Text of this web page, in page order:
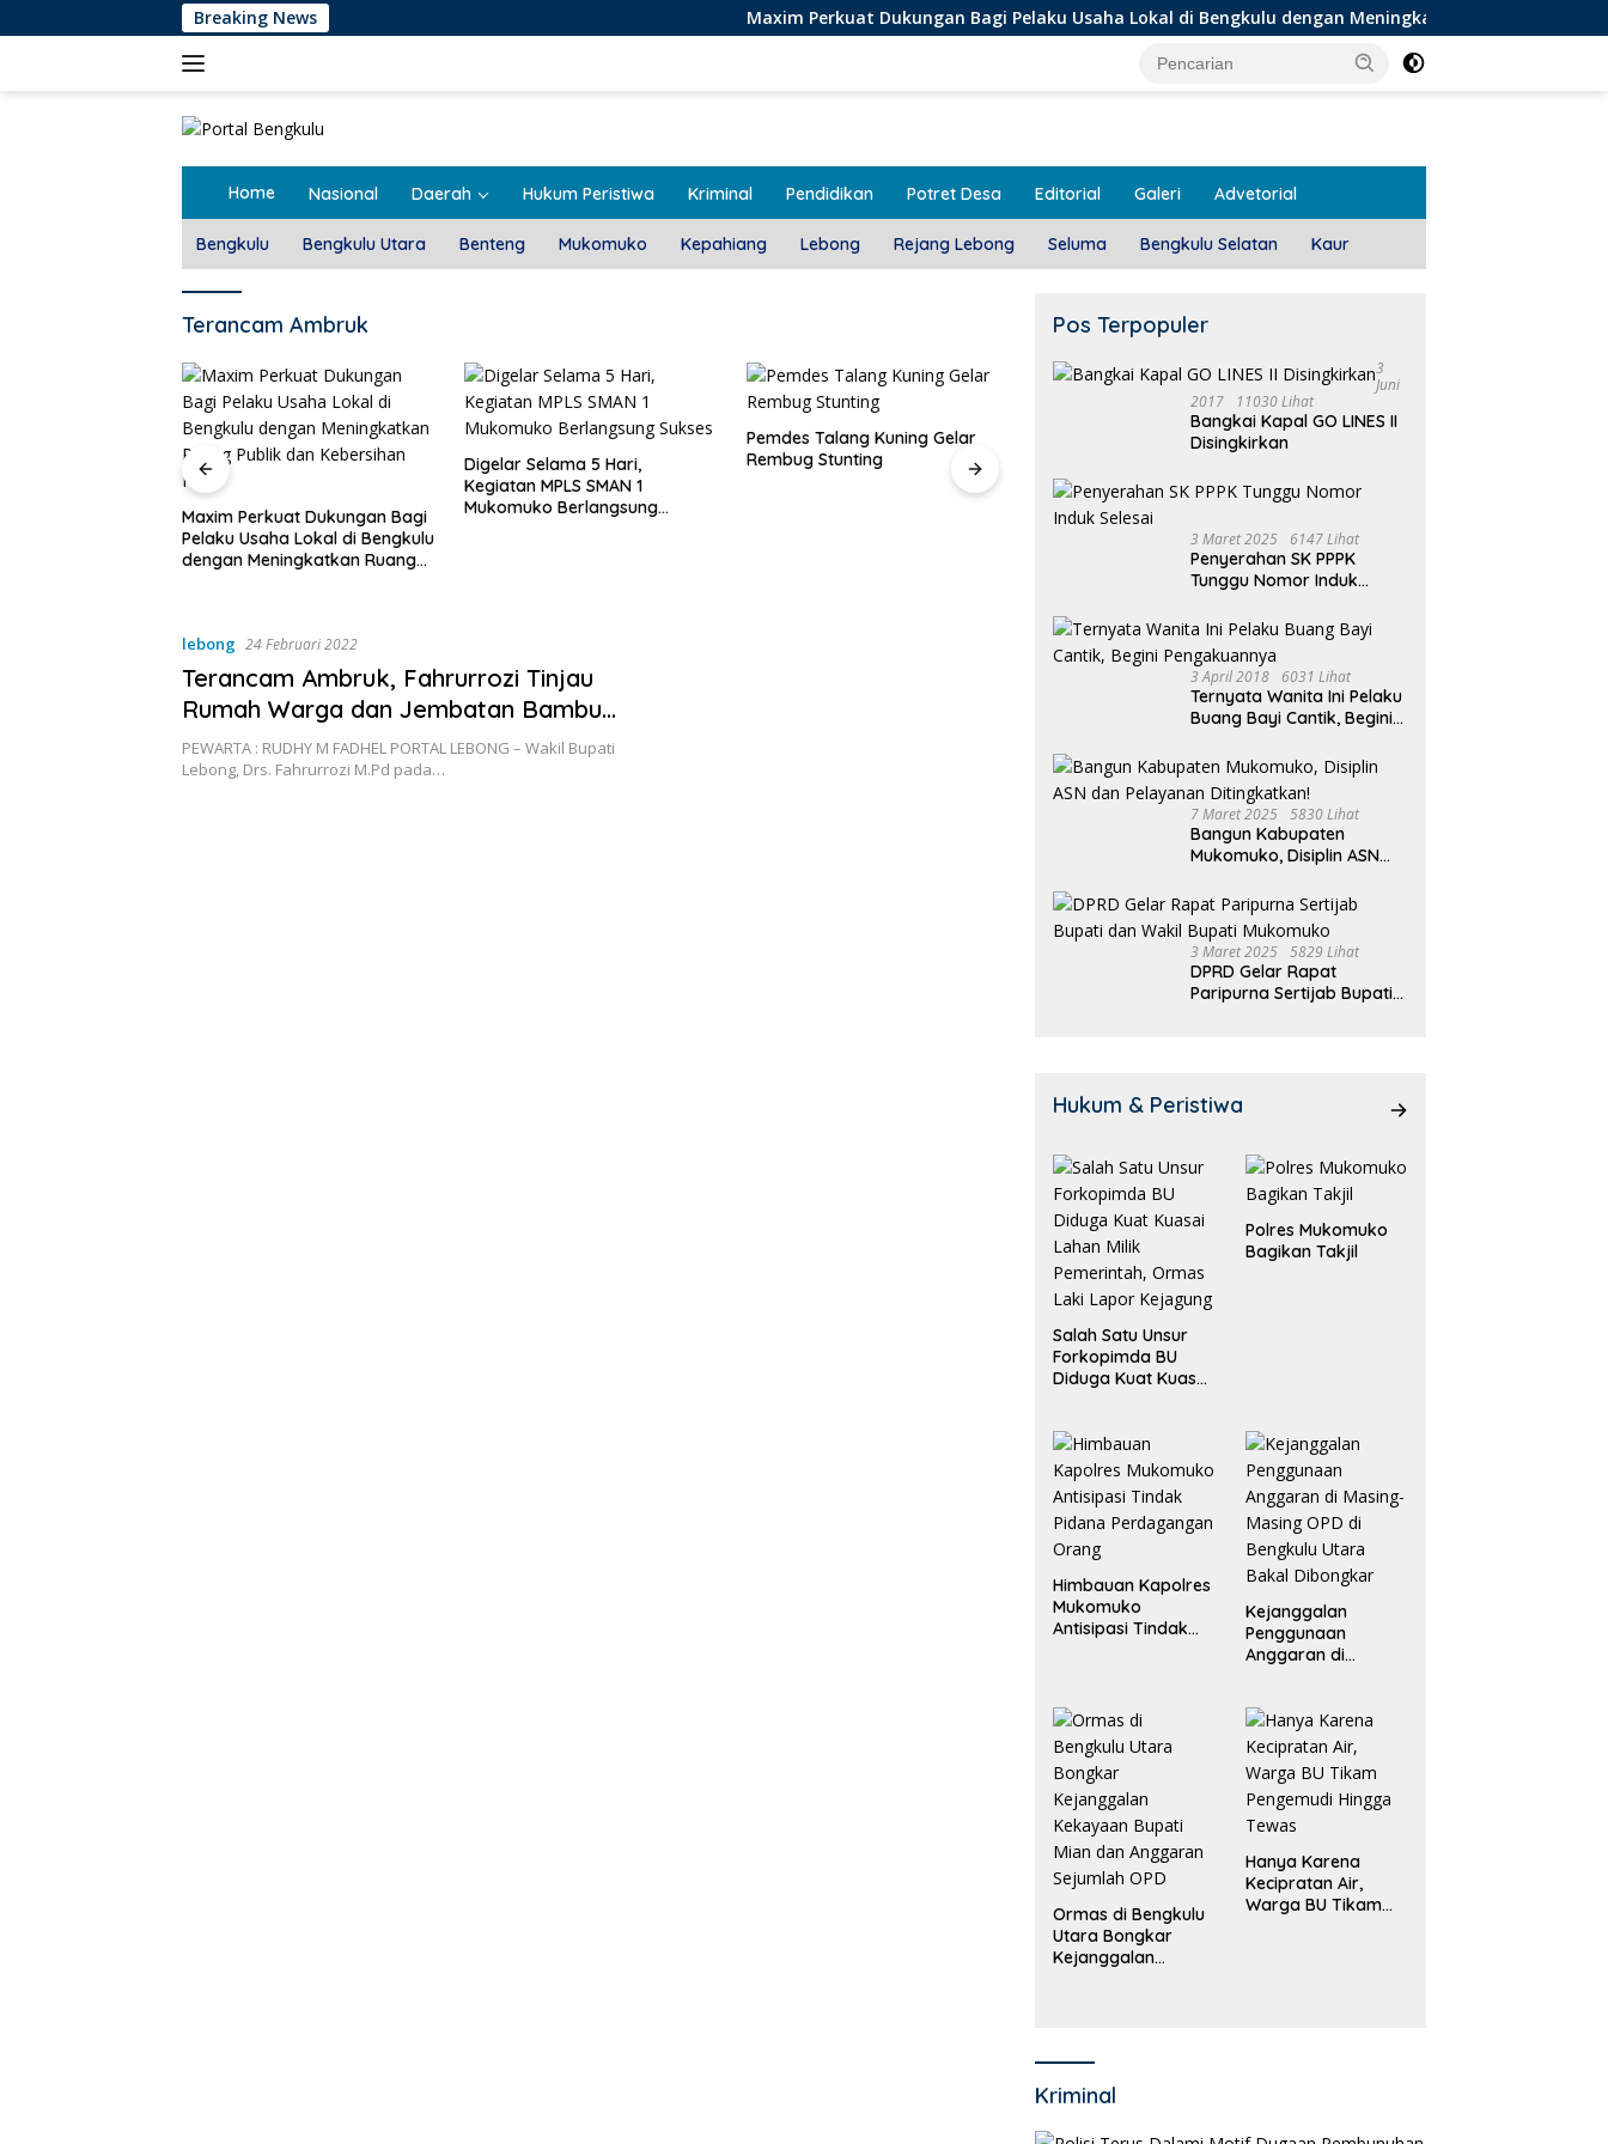
ke
Breaking News Maxim Perkuat Dukungan Bagi Pelaku Usaha Lokal di Bengkulu dengan Meningkatkan Ruang Publik dan Kebersihan
Home Nasional Daerah Hukum Peristiwa Kriminal Pendidikan Potret Desa Editorial Galeri Advetorial
Bengkulu Bengkulu Utara Benteng Mukomuko Kepahiang Lebong Rejang Lebong Seluma Bengkulu Selatan Kaur
Terancam Ambruk
Digelar Selama 5 Hari,
Kegiatan MPLS SMAN 1
Mukomuko Berlangsung
Sukses
Pemdes Talang Kuning Gelar
Rembug Stunting
Door To Door, 3 KPM Desa
Mekar Jaya Terima BLT-DD!
SMAN I Mukomuko Saling
Beradu Kemampuan!
Salurkan BLT-DD Door To
lebong 24 Februari 2022
Terancam Ambruk, Fahrurrozi Tinjau
Rumah Warga dan Jembatan Bambu
Lebong Tengah
PEWARTA : RUDHY M FADHEL PORTAL LEBONG – Wakil Bupati
Lebong, Drs. Fahrurrozi M.Pd pada…
Pos Terpopuler
3
Juni
2017
11030 Lihat
Bangkai Kapal GO LINES II
Disingkirkan
3 Maret 2025 6147 Lihat
Penyerahan SK PPPK
Tunggu Nomor Induk
3 April 2018 6031 Lihat
Ternyata Wanita Ini Pelaku
Buang Bayi Cantik, Begini
7 Maret 2025 5830 Lihat
Bangun Kabupaten
Mukomuko, Disiplin ASN
Ditingkatkan!
3 Maret 2025 5829 Lihat
DPRD Gelar Rapat
Paripurna Sertijab Bupati
Hukum & Peristiwa
Salah Satu Unsur
Forkopimda BU
Diduga Kuat Kuasai
Laki Lapor
Kejagung
Polres Mukomuko
Bagikan Takjil
Himbauan Kapolres
Mukomuko
Antisipasi Tindak
Kejanggalan
Penggunaan
Anggaran di
Bakal Dibongkar
Ormas di Bengkulu
Utara Bongkar
Kejanggalan
Hanya Karena
Kecipratan Air,
Warga BU Tikam
Kriminal